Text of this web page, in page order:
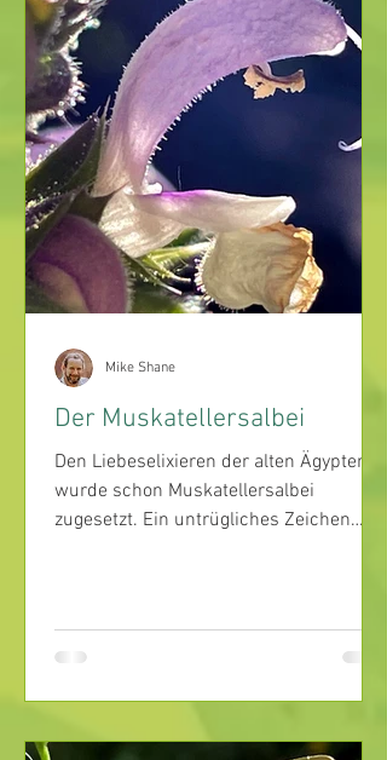
Der Muskatellersalbei
Den Liebeselixieren der alten Ägypter
wurde schon Muskatellersalbei
zugesetzt. Ein untrügliches Zeichen
Mike Shane